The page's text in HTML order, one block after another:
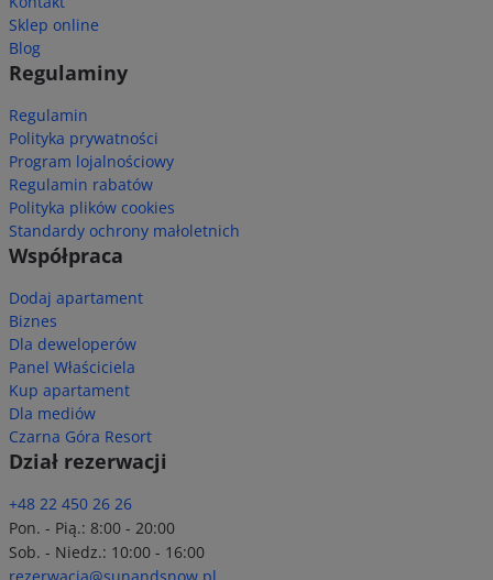
Sklep online
Blog
Regulaminy
Regulamin
Polityka prywatności
Program lojalnościowy
Regulamin rabatów
Polityka plików cookies
Standardy ochrony małoletnich
Współpraca
Dodaj apartament
Biznes
Dla deweloperów
Panel Właściciela
Kup apartament
Dla mediów
Czarna Góra Resort
Dział rezerwacji
+48 22 450 26 26
Pon. - Pią.: 8:00 - 20:00
Sob. - Niedz.: 10:00 - 16:00